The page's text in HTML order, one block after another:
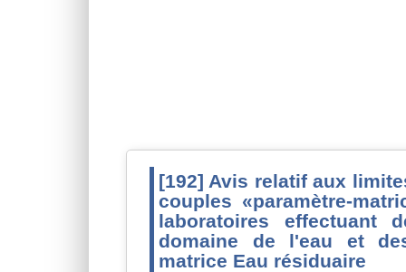
[192] Avis relatif aux
couples «paramètre-
laboratoires effectuant
domaine de l'eau et
matrice Eau résiduaire